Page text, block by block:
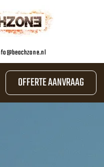
OFFERTE AANVRAAG